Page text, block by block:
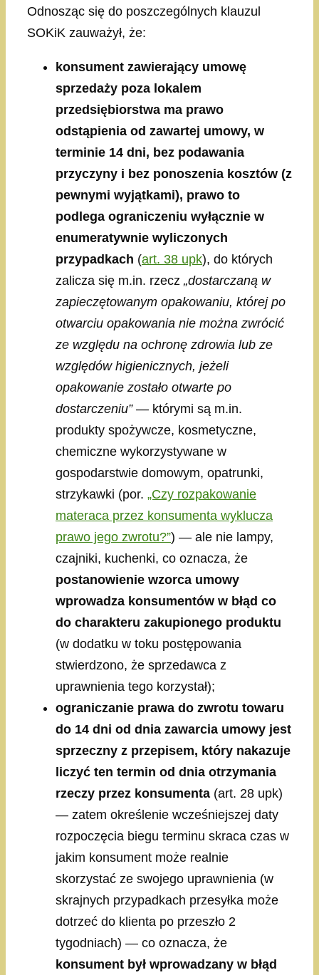
Odnosząc się do poszczególnych klauzul
SOKiK zauważył, że:
konsument zawierający umowę
sprzedaży poza lokalem
przedsiębiorstwa ma prawo
odstąpienia od zawartej umowy, w
terminie 14 dni, bez podawania
przyczyny i bez ponoszenia kosztów (z
pewnymi wyjątkami), prawo to
podlega ograniczeniu wyłącznie w
enumeratywnie wyliczonych
przypadkach (art. 38 upk), do których
zalicza się m.in. rzecz „dostarczaną w
zapieczętowanym opakowaniu, której po
otwarciu opakowania nie można zwrócić
ze względu na ochronę zdrowia lub ze
względów higienicznych, jeżeli
opakowanie zostało otwarte po
dostarczeniu”— którymi są m.in.
produkty spożywcze, kosmetyczne,
chemiczne wykorzystywane w
gospodarstwie domowym, opatrunki,
strzykawki (por. „Czy rozpakowanie
materaca przez konsumenta wyklucza
prawo jego zwrotu?”) — ale nie lampy,
czajniki, kuchenki, co oznacza, że
postanowienie wzorca umowy
wprowadza konsumentów w błąd co
do charakteru zakupionego produktu
(w dodatku w toku postępowania
stwierdzono, że sprzedawca z
uprawnienia tego korzystał);
ograniczanie prawa do zwrotu towaru
do 14 dni od dnia zawarcia umowy jest
sprzeczny z przepisem, który nakazuje
liczyć ten termin od dnia otrzymania
rzeczy przez konsumenta (art. 28 upk)
— zatem określenie wcześniejszej daty
rozpoczęcia biegu terminu skraca czas w
jakim konsument może realnie
skorzystać ze swojego uprawnienia (w
skrajnych przypadkach przesyłka może
dotrzeć do klienta po przeszło 2
tygodniach) — co oznacza, że
konsument był wprowadzany w błąd